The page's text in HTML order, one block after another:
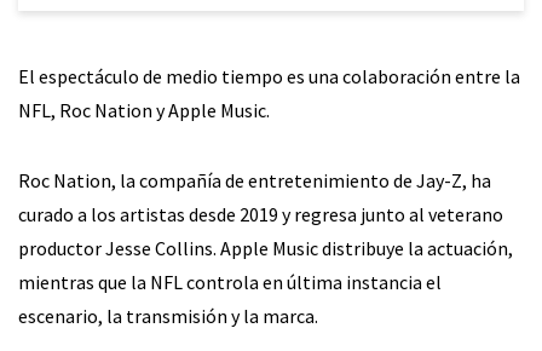
El espectáculo de medio tiempo es una colaboración entre la
NFL, Roc Nation y Apple Music.
Roc Nation, la compañía de entretenimiento de Jay-Z, ha
curado a los artistas desde 2019 y regresa junto al veterano
productor Jesse Collins. Apple Music distribuye la actuación,
mientras que la NFL controla en última instancia el
escenario, la transmisión y la marca.